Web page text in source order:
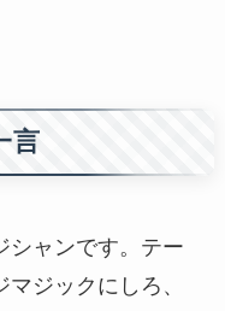
言
シャンです。テー
ジックにしろ、